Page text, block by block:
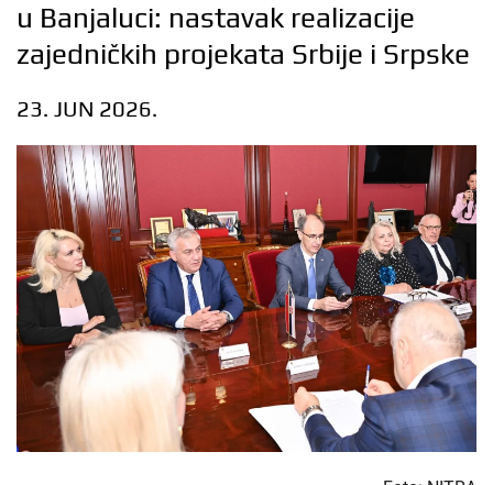
u Banjaluci: nastavak realizacije
zajedničkih projekata Srbije i Srpske
23. JUN 2026.